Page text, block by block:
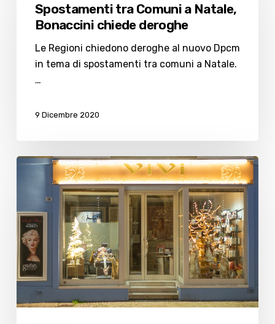
Natale,
Bonaccini
chiede
deroghe
Spostamenti tra Comuni a Natale,
Bonaccini chiede deroghe
Le Regioni chiedono deroghe al nuovo Dpcm
in tema di spostamenti tra comuni a Natale.
…
9 Dicembre 2020
Idee
Natale
firmate
Vivi
il
Centro
Estetico
Olistico